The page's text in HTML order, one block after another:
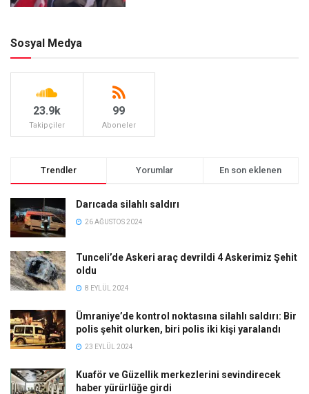
Sosyal Medya
23.9k
Takipçiler
99
Aboneler
Trendler Yorumlar En son eklenen
Darıcada silahlı saldırı
26 AĞUSTOS 2024
Tunceli’de Askeri araç devrildi 4 Askerimiz Şehit
oldu
8 EYLÜL 2024
Ümraniye’de kontrol noktasına silahlı saldırı: Bir
polis şehit olurken, biri polis iki kişi yaralandı
23 EYLÜL 2024
Kuaför ve Güzellik merkezlerini sevindirecek
haber yürürlüğe girdi